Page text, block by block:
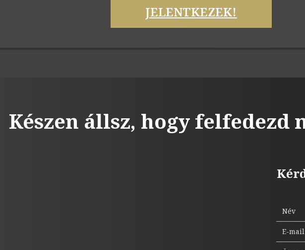
JELENTKEZEK!
Készen állsz, hogy felfedezd